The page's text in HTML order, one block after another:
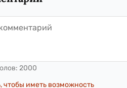
2000
чтобы иметь возможность